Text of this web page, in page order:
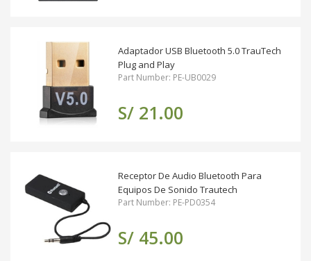
Adaptador USB Bluetooth 5.0 TrauTech
Plug and Play
Part Number: PE-UB0029
S/ 21.00
Receptor De Audio Bluetooth Para
Equipos De Sonido Trautech
Part Number: PE-PD0354
S/ 45.00